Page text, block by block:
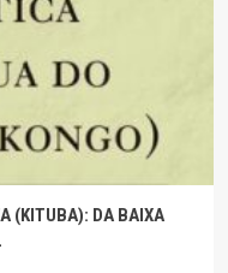
(KITUBA): DA BAIXA